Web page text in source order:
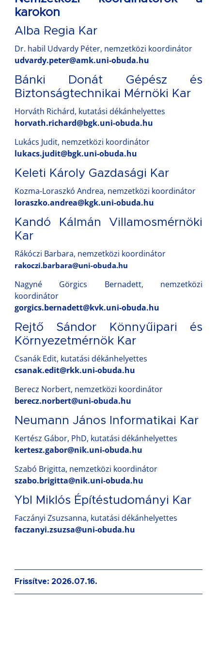
karokon
Alba Regia Kar
Dr. habil Udvardy Péter, nemzetközi koordinátor
udvardy.peter@amk.uni-obuda.hu
Bánki Donát Gépész és
Biztonságtechnikai Mérnöki Kar
Horváth Richárd, kutatási dékánhelyettes
horvath.richard@bgk.uni-obuda.hu
Lukács Judit, nemzetközi koordinátor
lukacs.judit@bgk.uni-obuda.hu
Keleti Károly Gazdasági Kar
Kozma-Loraszkó Andrea, nemzetközi koordinátor
loraszko.andrea@kgk.uni-obuda.hu
Kandó Kálmán Villamosmérnöki
Kar
Rákóczi Barbara, nemzetközi koordinátor
rakoczi.barbara@uni-obuda.hu
Nagyné Görgics Bernadett, nemzetközi
koordinátor
gorgics.bernadett@kvk.uni-obuda.hu
Rejtő Sándor Könnyűipari és
Környezetmérnök Kar
Csanák Edit, kutatási dékánhelyettes
csanak.edit@rkk.uni-obuda.hu
Berecz Norbert, nemzetközi koordinátor
berecz.norbert@uni-obuda.hu
Neumann János Informatikai Kar
Kertész Gábor, PhD, kutatási dékánhelyettes
kertesz.gabor@nik.uni-obuda.hu
Szabó Brigitta, nemzetközi koordinátor
szabo.brigitta@nik.uni-obuda.hu
Ybl Miklós Építéstudományi Kar
Faczányi Zsuzsanna, kutatási dékánhelyettes
faczanyi.zsuzsa@uni-obuda.hu
Frissítve: 2026.07.16.